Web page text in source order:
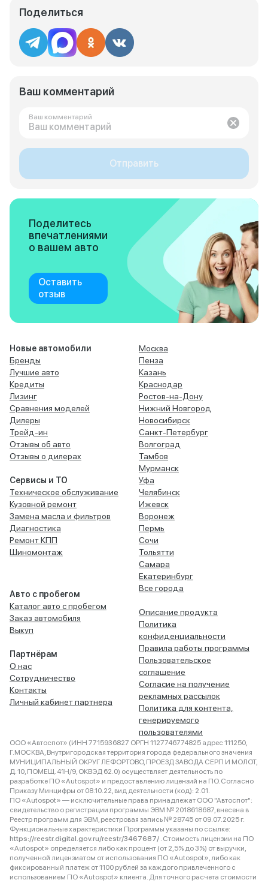
Поделиться
Ваш комментарий
Ваш комментарий
Отправить
Поделитесь
впечатлениями
о вашем авто
Оставить
отзыв
Новые автомобили
Бренды
Лучшие авто
Кредиты
Лизинг
Сравнения моделей
Дилеры
Трейд-ин
Отзывы об авто
Отзывы о дилерах
Сервисы и ТО
Техническое обслуживание
Кузовной ремонт
Замена масла и фильтров
Диагностика
Ремонт КПП
Шиномонтаж
Авто с пробегом
Каталог авто с пробегом
Заказ автомобиля
Выкуп
Партнёрам
О нас
Сотрудничество
Контакты
Личный кабинет партнера
Москва
Пенза
Казань
Краснодар
Ростов-на-Дону
Нижний Новгород
Новосибирск
Санкт-Петербург
Волгоград
Тамбов
Мурманск
Уфа
Челябинск
Ижевск
Воронеж
Пермь
Сочи
Тольятти
Самара
Екатеринбург
Все города
Описание продукта
Политика
конфиденциальности
Правила работы программы
Пользовательское
соглашение
Согласие на получение
рекламных рассылок
Политика для контента,
генерируемого
пользователями
ООО «Автоспот» (ИНН 7715936827 ОРГН 1127746774825 адрес 111250,
Г.МОСКВА, Внутригородская территория города федерального значения
МУНИЦИПАЛЬНЫЙ ОКРУГ ЛЕФОРТОВО, ПРОЕЗД ЗАВОДА СЕРП И МОЛОТ,
Д. 10, ПОМЕЩ. 41Н/9, ОКВЭД 62.0) осуществляет деятельность по
разработке ПО «Autospot» и предоставлению лицензий на ПО. Согласно
Приказу Минцифры от 08.10.22, вид деятельности (код): 2.01.
ПО «Autospot» — исключительные права принадлежат ООО "Автоспот":
свидетельство о регистрации программы ЭВМ № 2018618687, внесена в
Реестр программ для ЭВМ, реестровая запись № 28745 от 09.07.2025 г.
Функциональные характеристики Программы указаны по ссылке:
https://reestr.digital.gov.ru/reestr/3467687/ . Стоимость лицензии на ПО
«Autospot» определяется либо как процент (от 2,5% до 3%) от выручки,
полученной лицензиатом от использования ПО «Autospot», либо как
фиксированный платеж от 1100 рублей за каждого привлеченного с
использованием ПО «Autospot» клиента. Для точного расчета стоимости